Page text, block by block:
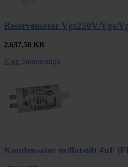
Reservemotor Vgs250V/Vgs/
2.637,50 KR
Kjøp Sammenlign
Kondensator m/flatstift 4uF